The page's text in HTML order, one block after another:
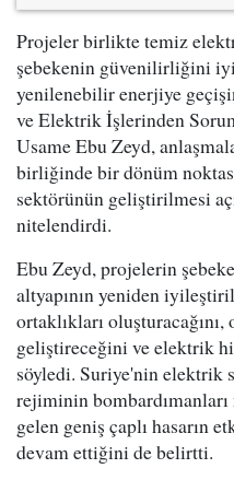
Projeler birlikte temiz
şebekenin güvenilirliğini
yenilenebilir enerjiye
ve Elektrik İşlerinden
Usame Ebu Zeyd,
birliğinde bir dönüm
sektörünün geliştirilmesi
nitelendirdi.
Ebu Zeyd, projelerin
altyapının yeniden
ortaklıkları
geliştireceğini ve elektrik
söyledi. Suriye'nin elektrik
rejiminin
gelen geniş çaplı hasarın
devam ettiğini de belirtti.